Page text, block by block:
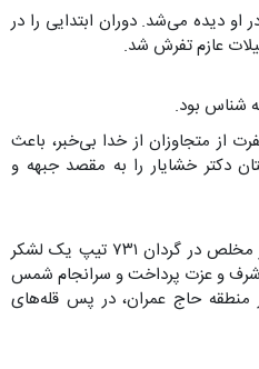
دیده می‌شد. دوران ابتدایی را در
عازم تفرش شد.
شناس بود.
از متجاوزان از خدا بی‌خبر، باعث
دکتر خشایار را به مقصد جبهه و
قریب به دو سال بعنوان یک سرباز مخلص در گردان ۷۳۱ تیپ یک لشکر
شرف و عزت پرداخت و سرانجام شمس
تاریخ ۱۳۶۴/۰۸/۲۰، در منطقه حاج عمران، در پس قله‌های